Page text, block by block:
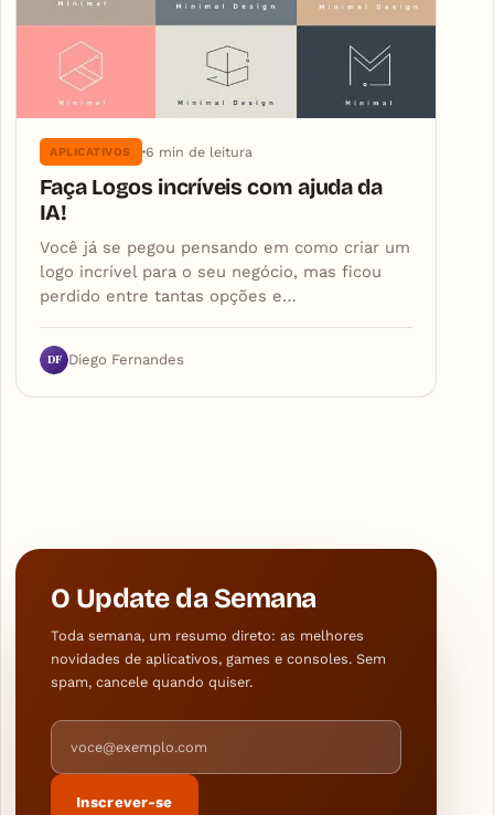
APLICATIVOS 6 min de leitura
Faça Logos incríveis com ajuda da
IA!
Você já se pegou pensando em como criar um
logo incrível para o seu negócio, mas ficou
perdido entre tantas opções e…
DF Diego Fernandes
O Update da Semana
Toda semana, um resumo direto: as melhores
novidades de aplicativos, games e consoles. Sem
spam, cancele quando quiser.
Endereço de e-mail
Inscrever-se